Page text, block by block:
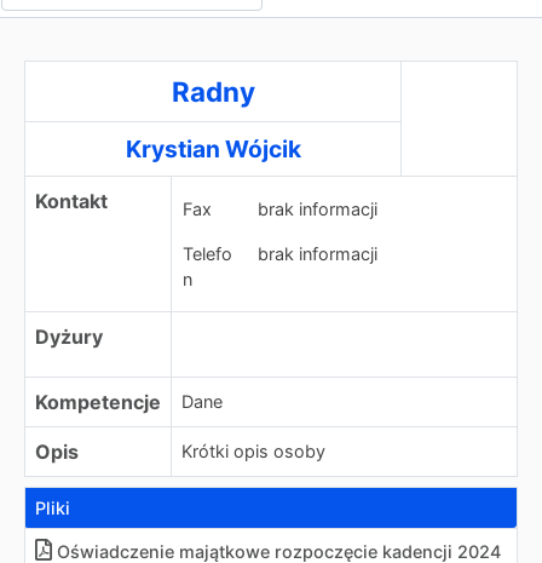
Radny
Krystian Wójcik
Kontakt Fax brak informacji
Telefo
n
brak informacji
Dyżury
Kompetencje Dane
Opis Krótki opis osoby
Pliki
Oświadczenie majątkowe rozpoczęcie kadencji 2024